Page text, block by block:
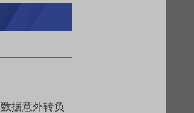
据意外转负